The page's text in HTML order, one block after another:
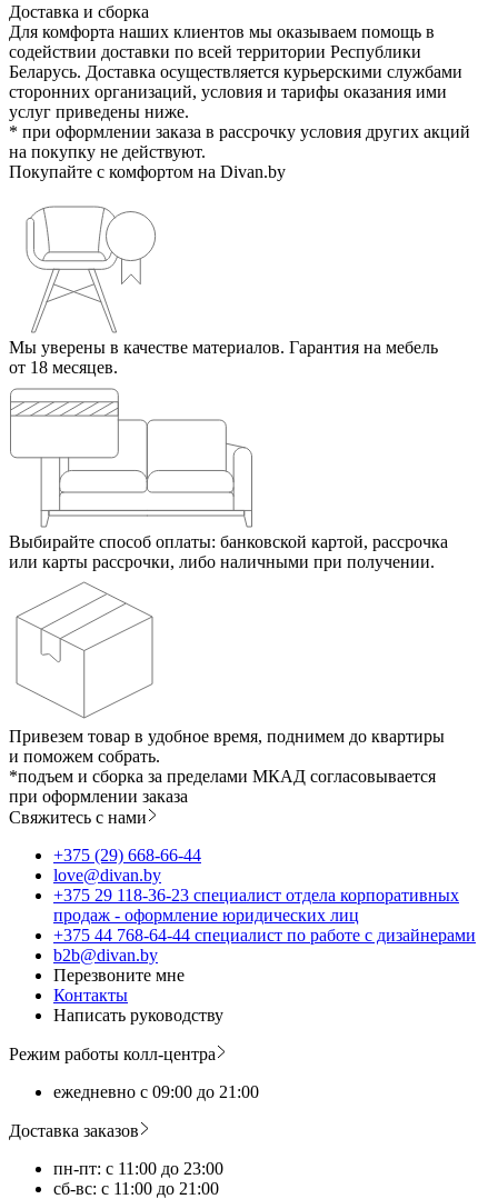
Доставка и сборка
Для комфорта наших клиентов мы оказываем помощь в
содействии доставки по всей территории Республики
Беларусь. Доставка осуществляется курьерскими службами
сторонних организаций, условия и тарифы оказания ими
услуг приведены ниже.
* при оформлении заказа в рассрочку условия других акций
на покупку не действуют.
Покупайте с комфортом на Divan.by
Мы уверены в качестве материалов. Гарантия на мебель
от 18 месяцев.
Выбирайте способ оплаты: банковской картой, рассрочка
или карты рассрочки, либо наличными при получении.
Привезем товар в удобное время, поднимем до квартиры
и поможем собрать.
*подъем и сборка за пределами МКАД согласовывается
при оформлении заказа
Свяжитесь с нами
+375 (29) 668-66-44
love@divan.by
+375 29 118-36-23 специалист отдела корпоративных
продаж - оформление юридических лиц
+375 44 768-64-44 специалист по работе с дизайнерами
b2b@divan.by
Перезвоните мне
Контакты
Написать руководству
Режим работы колл-центра
ежедневно с 09:00 до 21:00
Доставка заказов
пн-пт: с 11:00 до 23:00
сб-вс: с 11:00 до 21:00